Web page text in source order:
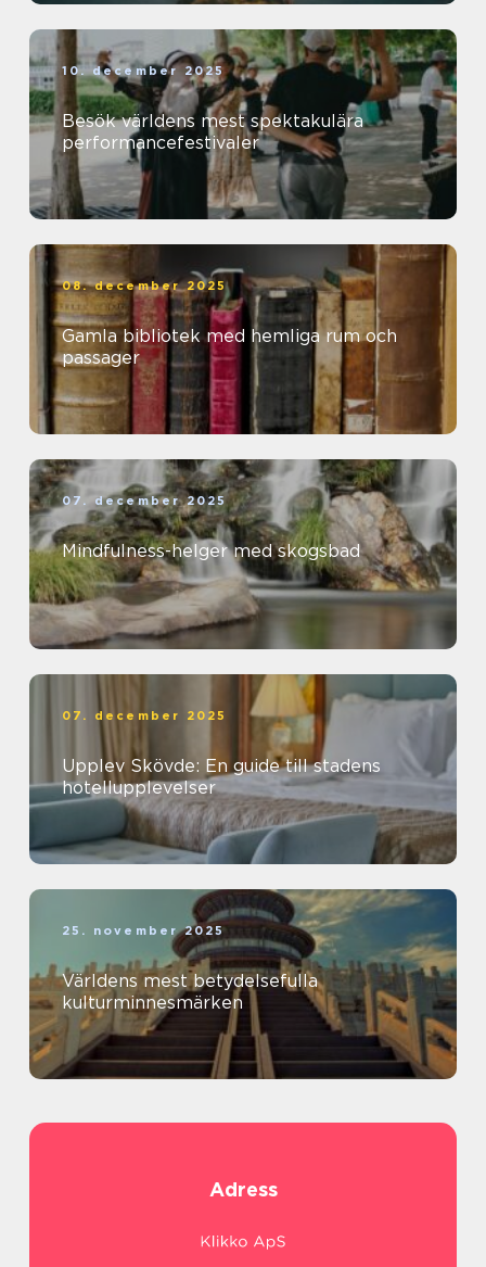
10. december 2025
Besök världens mest spektakulära
performancefestivaler
08. december 2025
Gamla bibliotek med hemliga rum och
passager
07. december 2025
Mindfulness-helger med skogsbad
07. december 2025
Upplev Skövde: En guide till stadens
hotellupplevelser
25. november 2025
Världens mest betydelsefulla
kulturminnesmärken
Adress